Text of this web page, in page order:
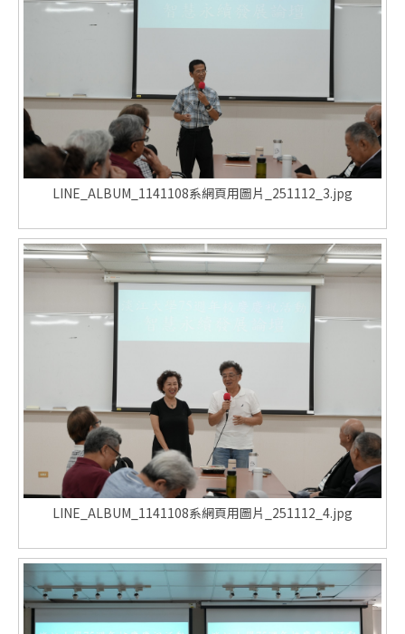
LINE_ALBUM_1141108系網頁用圖片_251112_3.jpg
LINE_ALBUM_1141108系網頁用圖片_251112_4.jpg